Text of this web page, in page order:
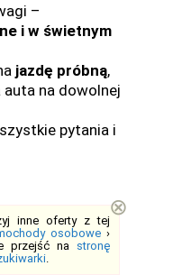
–
i w świetnym
jazdę próbną,
na dowolnej
pytania i
inne oferty z tej
osobowe›
przejść na stronę
⊗